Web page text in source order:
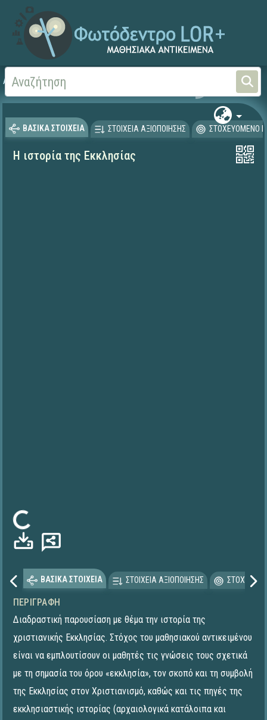
Αρχική
ΒΑΣΙΚΑ ΣΤΟΙΧΕΙΑ ΣΤΟΙΧΕΙΑ ΑΞΙΟΠΟΙΗΣΗΣ ΣΤΟΧΕΥΟΜΕΝΟ
Η ιστορία της Εκκλησίας
Φόρτωση...
ΒΑΣΙΚΑ ΣΤΟΙΧΕΙΑ ΣΤΟΙΧΕΙΑ ΑΞΙΟΠΟΙΗΣΗΣ
ΠΕΡΙΓΡΑΦΉ
Διαδραστική παρουσίαση με θέμα την ιστορία της
χριστιανικής Εκκλησίας. Στόχος του μαθησιακού αντικειμένου
είναι να εμπλουτίσουν οι μαθητές τις γνώσεις τους σχετικά
με τη σημασία του όρου «εκκλησία», τον σκοπό και τη συμβολή
της Εκκλησίας στον Χριστιανισμό, καθώς και τις πηγές της
εκκλησιαστικής ιστορίας (αρχαιολογικά κατάλοιπα και